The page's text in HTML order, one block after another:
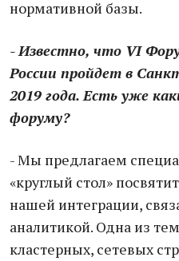
нормативной базы.
- Известно, что VI
России пройдет в
2019 года. Есть уже
форуму?
- Мы предлагаем
«круглый стол»
нашей интеграции,
аналитикой. Одна из
кластерных, сетевых